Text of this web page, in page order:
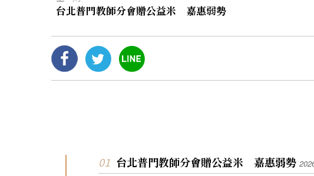
台北普門教師分會贈公益米 嘉惠弱勢
台北普門教師分會贈公益米 嘉惠弱勢